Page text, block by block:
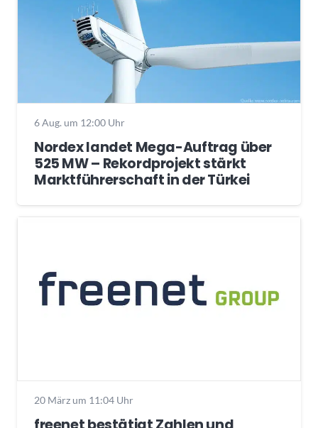
6 Aug. um 12:00 Uhr
Nordex landet Mega-Auftrag über
525 MW – Rekordprojekt stärkt
Marktführerschaft in der Türkei
20 März um 11:04 Uhr